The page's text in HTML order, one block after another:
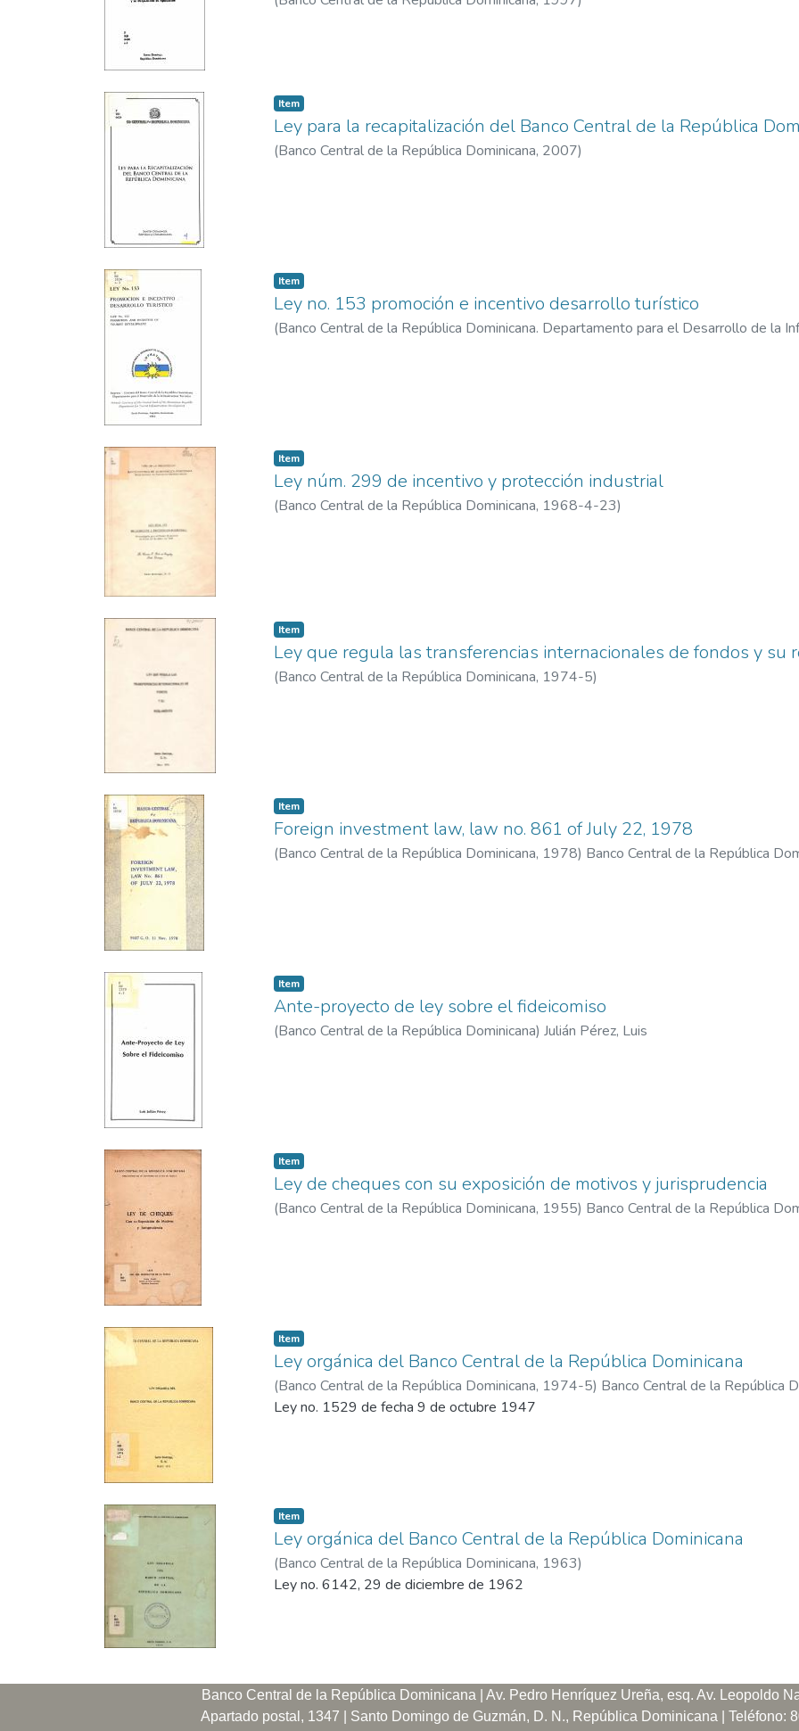
Item
Ley para la recapitalización del Banco Central de la República
(Banco Central de la República Dominicana, 2007)
Item
Ley no. 153 promoción e incentivo desarrollo turístico
(Banco Central de la República Dominicana. Departamento para el Desarrollo de la
Item
Ley núm. 299 de incentivo y protección industrial
(Banco Central de la República Dominicana, 1968-4-23)
Item
Ley que regula las transferencias internacionales de fondos y su
(Banco Central de la República Dominicana, 1974-5)
Item
Foreign investment law, law no. 861 of July 22, 1978
(Banco Central de la República Dominicana, 1978) Banco Central de la República
Item
Ante-proyecto de ley sobre el fideicomiso
(Banco Central de la República Dominicana) Julián Pérez, Luis
Item
Ley de cheques con su exposición de motivos y jurisprudencia
(Banco Central de la República Dominicana, 1955) Banco Central de la República
Item
Ley orgánica del Banco Central de la República Dominicana
(Banco Central de la República Dominicana, 1974-5) Banco Central de la República
Ley no. 1529 de fecha 9 de octubre 1947
Item
Ley orgánica del Banco Central de la República Dominicana
(Banco Central de la República Dominicana, 1963)
Ley no. 6142, 29 de diciembre de 1962
Banco Central de la República Dominicana | Av. Pedro Henríquez Ureña, esq. Av. Leopoldo
Apartado postal, 1347 | Santo Domingo de Guzmán, D. N., República Dominicana | Teléfono: